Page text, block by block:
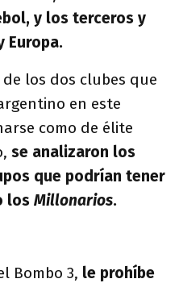
y los terceros y
Europa.
los dos clubes que
en este
como de élite
se analizaron los
que podrían tener
los Millonarios.
Bombo 3, le prohíbe